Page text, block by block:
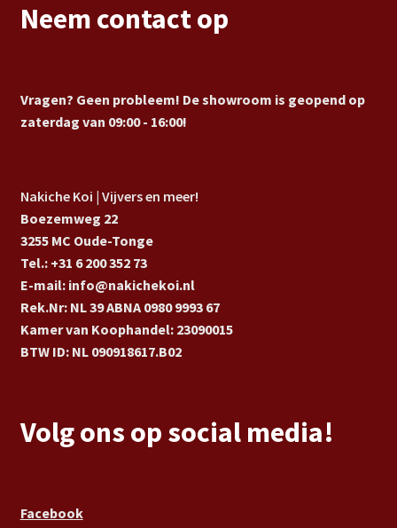
Neem contact op
Vragen? Geen probleem! De showroom is geopend op
zaterdag van 09:00 - 16:00!
Nakiche Koi | Vijvers en meer!
Boezemweg 22
3255 MC Oude-Tonge
Tel.: +31 6 200 352 73
E-mail: info@nakichekoi.nl
Rek.Nr: NL 39 ABNA 0980 9993 67
Kamer van Koophandel: 23090015
BTW ID: NL 090918617.B02
Volg ons op social media!
Facebook